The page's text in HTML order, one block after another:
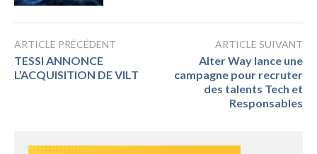
ARTICLE PRÉCÉDENT
TESSI ANNONCE
L’ACQUISITION DE VILT
ARTICLE SUIVANT
Alter Way lance une
campagne pour recruter
des talents Tech et
Responsables